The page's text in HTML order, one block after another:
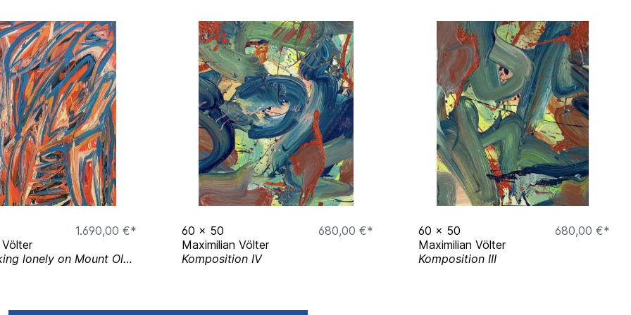
(05/24 - 06/24)
24 - 11/24)
(11/24 - 02/2025)
Bremen, DE
Neukloster,
Bremen (09/25 -
1.690,00 €*
Zeus (Fucking lonely on Mount Olympus)
60 x 50
680,00 €*
Maximilian Völter
Komposition IV
60 x 50
680,00 €*
Maximilian Völter
Komposition III